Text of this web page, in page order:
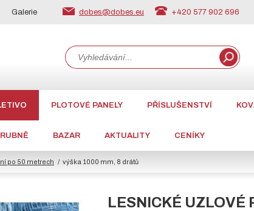
Galerie dobes@dobes.eu +420 577 902 696
PLOTOVÉ PANELY PŘÍSLUŠENSTVÍ
BAZAR AKTUALITY CENÍKY
po 50 metrech výška 1000 mm, 8 drátů
LESNICKÉ UZLOVÉ